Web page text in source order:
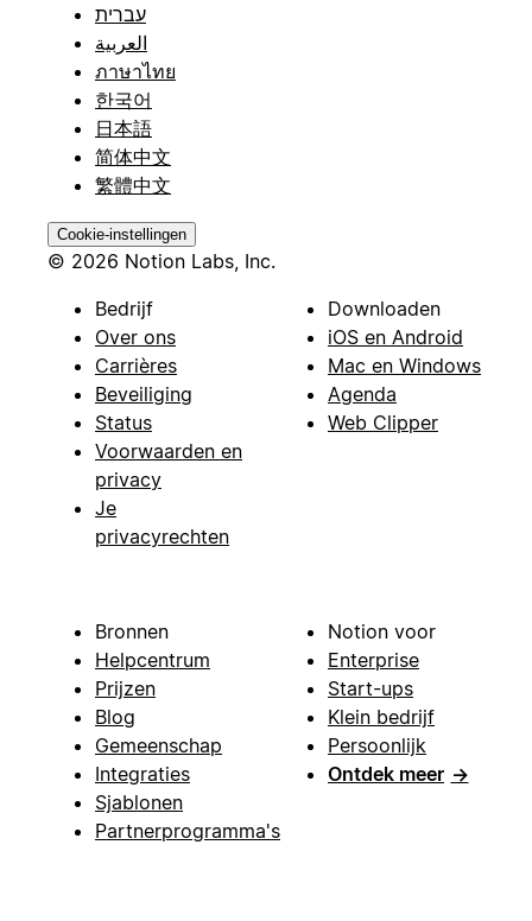
עברית
العربية
ภาษาไทย
한국어
日本語
简体中文
繁體中文
Cookie-instellingen
© 2026 Notion Labs, Inc.
Bedrijf
Over ons
Carrières
Beveiliging
Status
Voorwaarden en
privacy
Je
privacyrechten
Downloaden
iOS en Android
Mac en Windows
Agenda
Web Clipper
Bronnen
Helpcentrum
Prijzen
Blog
Gemeenschap
Integraties
Sjablonen
Partnerprogramma's
Notion voor
Enterprise
Start-ups
Klein bedrijf
Persoonlijk
Ontdek meer →